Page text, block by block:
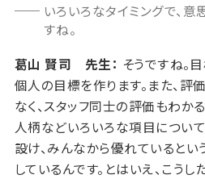
いろいろなタイミングで、
すね。
葛山 賢司 先生： そうですね。
個人の目標を作ります。また、評
なく、スタッフ同士の評価もわか
人柄などいろいろな項目につい
設け、みんなから優れていると
しているんです。とはいえ、こう